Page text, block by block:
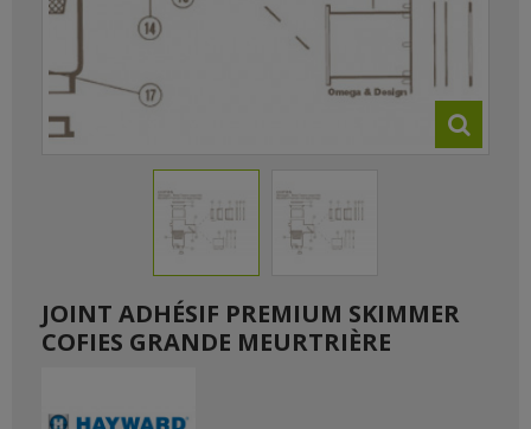
JOINT ADHÉSIF PREMIUM SKIMMER
COFIES GRANDE MEURTRIÈRE